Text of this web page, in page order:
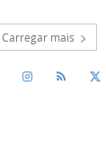
Carregar mais